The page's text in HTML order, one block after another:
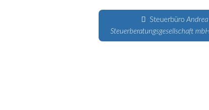
Steuerbüro
Steuerberatungsgesellschaft